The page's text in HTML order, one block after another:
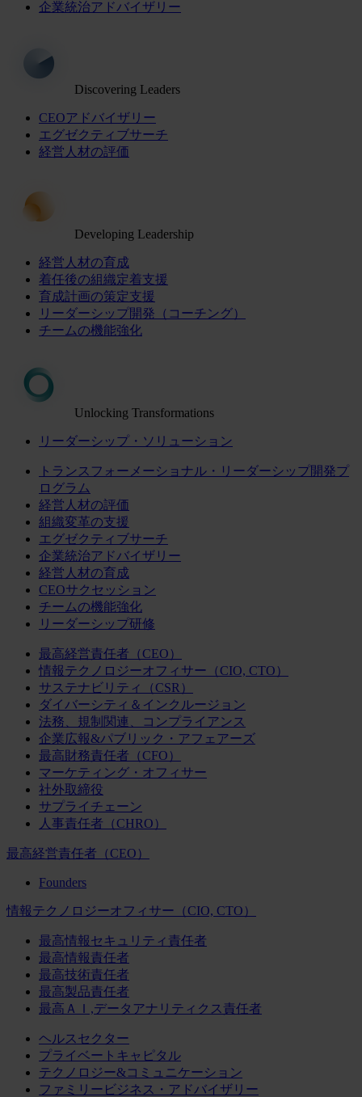
企業統治アドバイザリー
Discovering Leaders
CEOアドバイザリー
エグゼクティブサーチ
経営人材の評価
Developing Leadership
経営人材の育成
着任後の組織定着支援
育成計画の策定支援
リーダーシップ開発（コーチング）
チームの機能強化
Unlocking Transformations
リーダーシップ・ソリューション
トランスフォーメーショナル・リーダーシップ開発プ
ログラム
経営人材の評価
組織変革の支援
エグゼクティブサーチ
企業統治アドバイザリー
経営人材の育成
CEOサクセッション
チームの機能強化
リーダーシップ研修
最高経営責任者（CEO）
情報テクノロジーオフィサー（CIO, CTO）
サステナビリティ（CSR）
ダイバーシティ＆インクルージョン
法務、規制関連、コンプライアンス
企業広報&パブリック・アフェアーズ
最高財務責任者（CFO）
マーケティング・オフィサー
社外取締役
サプライチェーン
人事責任者（CHRO）
最高経営責任者（CEO）
Founders
情報テクノロジーオフィサー（CIO, CTO）
最高情報セキュリティ責任者
最高情報責任者
最高技術責任者
最高製品責任者
最高ＡＩ,データアナリティクス責任者
ヘルスセクター
プライベートキャピタル
テクノロジー&コミュニケーション
ファミリービジネス・アドバイザリー